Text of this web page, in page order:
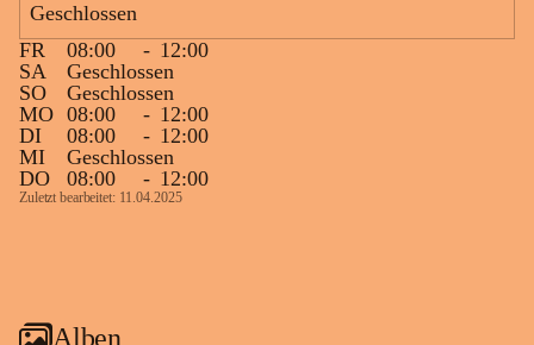
Geschlossen
FR
08:00 - 12:00
SA
Geschlossen
SO
Geschlossen
MO 08:00 - 12:00
DI
08:00 - 12:00
MI
Geschlossen
DO
08:00 - 12:00
Zuletzt bearbeitet: 11.04.2025
Alben